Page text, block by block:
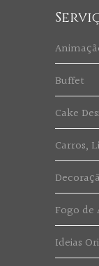
Buffet
Cake
Carros,
Fogo
Ideias